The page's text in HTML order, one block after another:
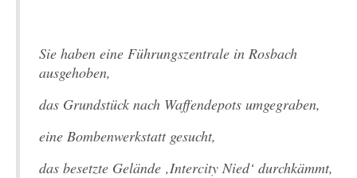
Sie haben eine Führungszentrale in Rosbach
ausgehoben,
das Grundstück nach Waffendepots umgegraben,
eine Bombenwerkstatt gesucht,
das besetzte Gelände ‚Intercity Nied‘ durchkämmt,